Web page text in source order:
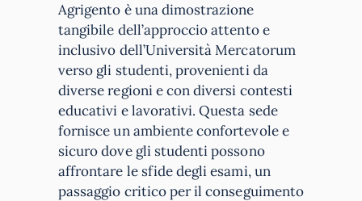
Agrigento è una dimostrazione
tangibile dell’approccio attento e
inclusivo dell’Università Mercatorum
verso gli studenti, provenienti da
diverse regioni e con diversi contesti
educativi e lavorativi. Questa sede
fornisce un ambiente confortevole e
sicuro dove gli studenti possono
affrontare le sfide degli esami, un
passaggio critico per il conseguimento